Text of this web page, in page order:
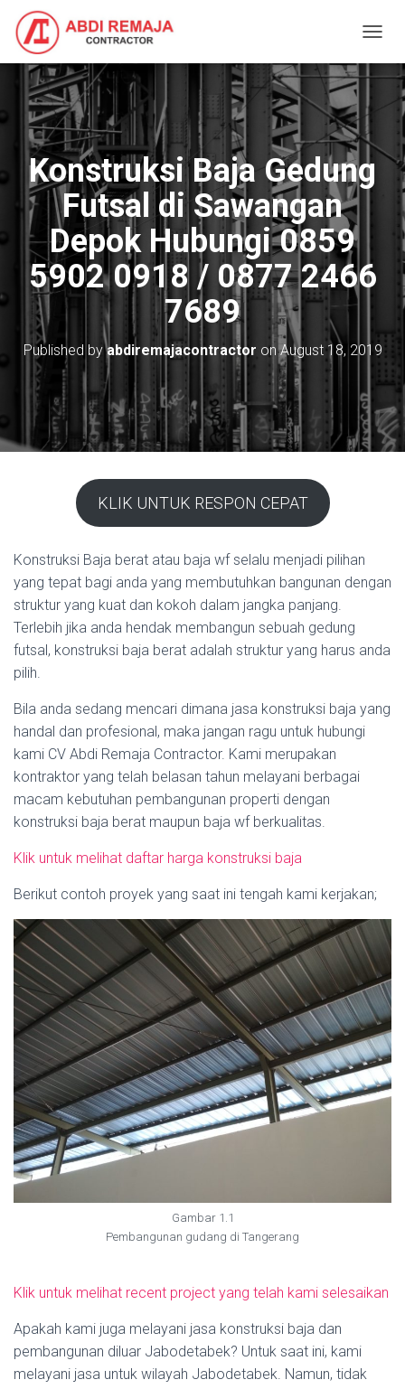
O
G
N
A
V
I
O
Konstruksi Baja Gedung
Futsal di Sawangan
Depok Hubungi 0859
5902 0918 / 0877 2466
7689
Published byabdiremajacontractor onAugust 18, 2019
KLIK UNTUK RESPON CEPAT
Konstruksi Baja berat atau baja wf selalu menjadi pilihan
yang tepat bagi anda yang membutuhkan bangunan dengan
struktur yang kuat dan kokoh dalam jangka panjang.
Terlebih jika anda hendak membangun sebuah gedung
futsal, konstruksi baja berat adalah struktur yang harus anda
pilih.
Bila anda sedang mencari dimana jasa konstruksi baja yang
handal dan profesional, maka jangan ragu untuk hubungi
kami CV Abdi Remaja Contractor. Kami merupakan
kontraktor yang telah belasan tahun melayani berbagai
macam kebutuhan pembangunan properti dengan
konstruksi baja berat maupun baja wf berkualitas.
Klik untuk melihat daftar harga konstruksi baja
Berikut contoh proyek yang saat ini tengah kami kerjakan;
Gambar 1.1
Pembangunan gudang di Tangerang
Klik untuk melihat recent project yang telah kami selesaikan
Apakah kami juga melayani jasa konstruksi baja dan
pembangunan diluar Jabodetabek? Untuk saat ini, kami
melayani jasa untuk wilayah Jabodetabek. Namun, tidak